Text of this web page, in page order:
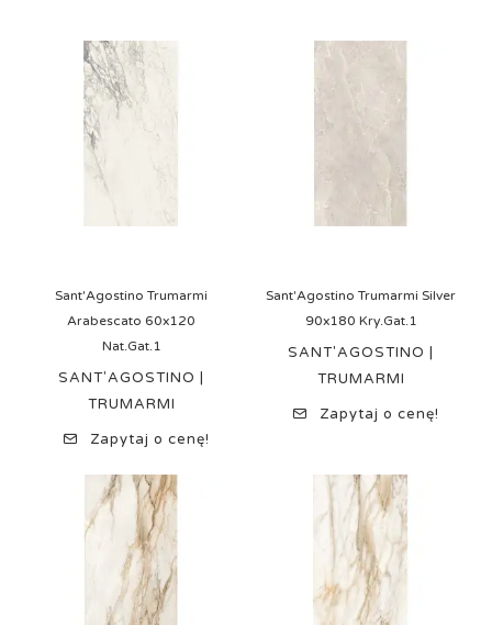
Sant'Agostino Trumarmi
Arabescato 60x120
Nat.Gat.1
SANT'AGOSTINO |
TRUMARMI
Zapytaj o cenę!
Sant'Agostino Trumarmi Silver
90x180 Kry.Gat.1
SANT'AGOSTINO |
TRUMARMI
Zapytaj o cenę!